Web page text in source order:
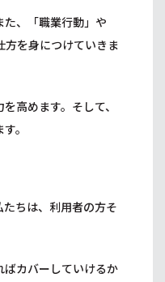
、「職業行動」や
方を身につけていきま
高めます。そして、
。
ちは、利用者の方そ
カバーしていけるか